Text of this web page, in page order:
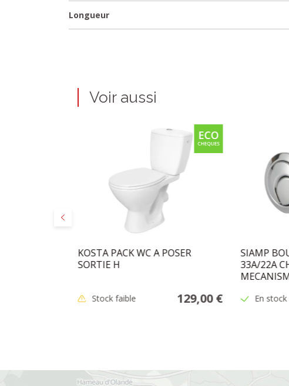
Longueur
Voir aussi
Précédent
KOSTA PACK WC A POSER
SORTIE H
Stock faible 129,00 €
SIAMP
33A/22A
En stock